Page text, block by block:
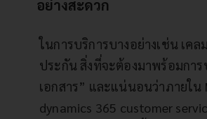
อย่างสะดวก
ในการบริการบางอย่างเช่น เคล
ประกัน สิ่งที่จะต้องมาพร้อมการ
เอกสาร” และแน่นอนว่าภายใน
dynamics 365 customer